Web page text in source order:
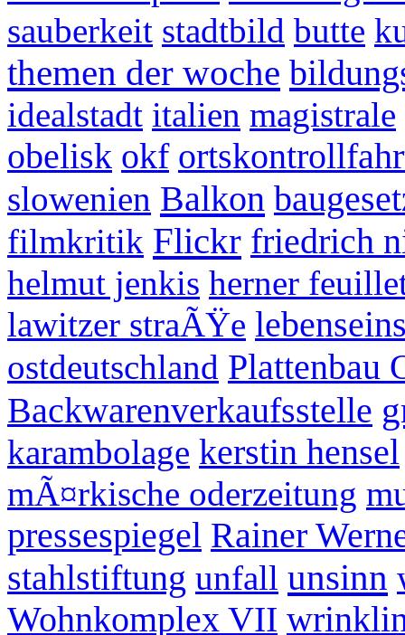
sauberkeit stadtbild butte
themen der woche
idealstadt italien magistrale
obelisk okf
slowenien Balkon
filmkritik Flickr friedrich
helmut jenkis herner
lawitzer straÃŸe
ostdeutschland Plattenbau
Backwarenverkaufsstelle
karambolage kerstin hensel
mÃ¤rkische oderzeitung
pressespiegel Rainer
stahlstiftung unfall unsinn
Wohnkomplex VII